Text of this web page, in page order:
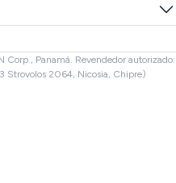
Panamá. Revendedor autorizado:
Strovolos 2064, Nicosia, Chipre)